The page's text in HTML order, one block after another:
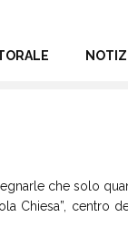
che solo
centro